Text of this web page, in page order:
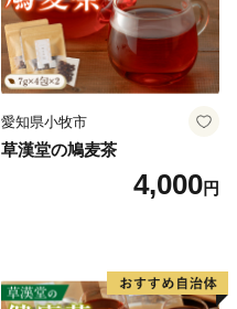
愛知県小牧市
草漢堂の鳩麦茶
4,000円